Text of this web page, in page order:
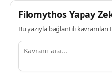
Filomythos Yapay
Bu yazıyla bağlantılı